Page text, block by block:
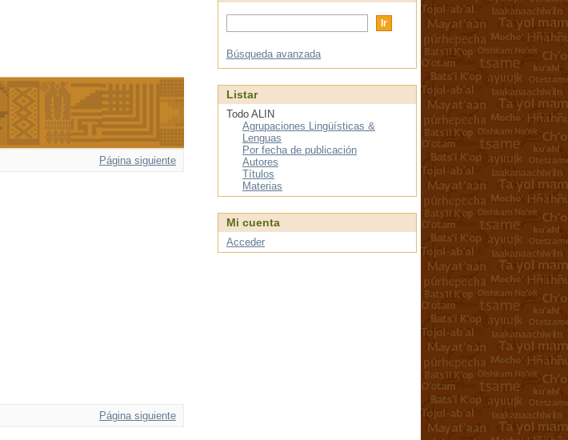
Página siguiente
Página siguiente
Búsqueda avanzada
Listar
Todo ALIN
Agrupaciones Lingüísticas &
Lenguas
Por fecha de publicación
Autores
Títulos
Materias
Mi cuenta
Acceder